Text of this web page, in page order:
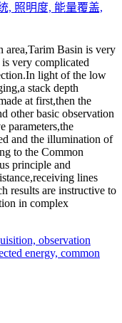
, 照明度, 能量覆盖,
area,Tarim Basin is very
very complicated
light of the low
stack depth
at first,then the
other basic observation
parameters,the
and the illumination of
to the Common
principle and
lines
results are instructive to
in complex
observation
energy, common